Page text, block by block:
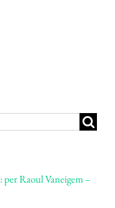
per Raoul Vaneigem –